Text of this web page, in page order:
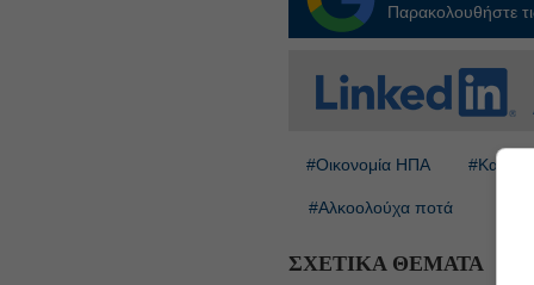
Παρακολουθήστε
#Οικονομία ΗΠΑ
#Αλκοολούχα ποτά
ΣΧΕΤΙΚΑ ΘΕΜΑΤΑ